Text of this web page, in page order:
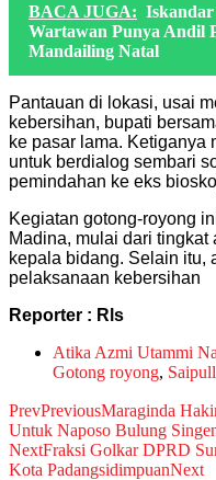
BACA JUGA: Iskandar
Wartawan Punya Andil
Mandailing Natal
Pantauan di lokasi, usai
kebersihan, bupati
ke pasar lama. Ketiganya
untuk berdialog sembari
pemindahan ke eks
Kegiatan gotong-royong
Madina, mulai dari
kepala bidang. Selain itu,
pelaksanaan kebersihan
Reporter : Rls
Atika Azmi Utammi
Gotong royong,
PrevPreviousMaraginda
Untuk Naposo Bulung
NextFraksi Golkar DPRD
Kota PadangsidimpuanNext